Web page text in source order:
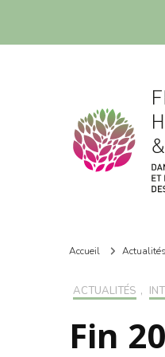
Frugalité dans
Accueil Actualités
ACTUALITÉS ,
Fin